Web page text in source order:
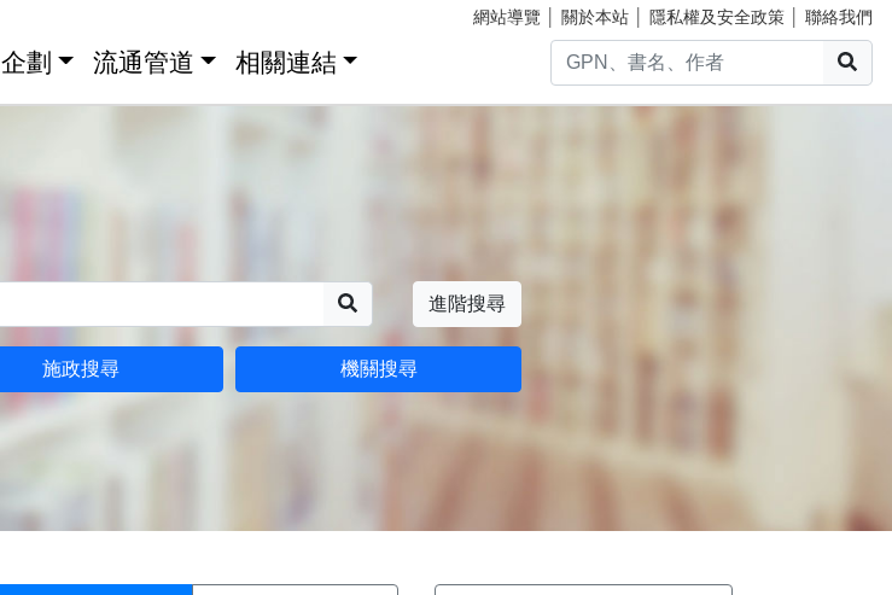
網站導覽 關於本站 隱私權及安全政策 聯絡我們
劃 流通管道 相關連結
進階搜尋
施政搜尋 機關搜尋